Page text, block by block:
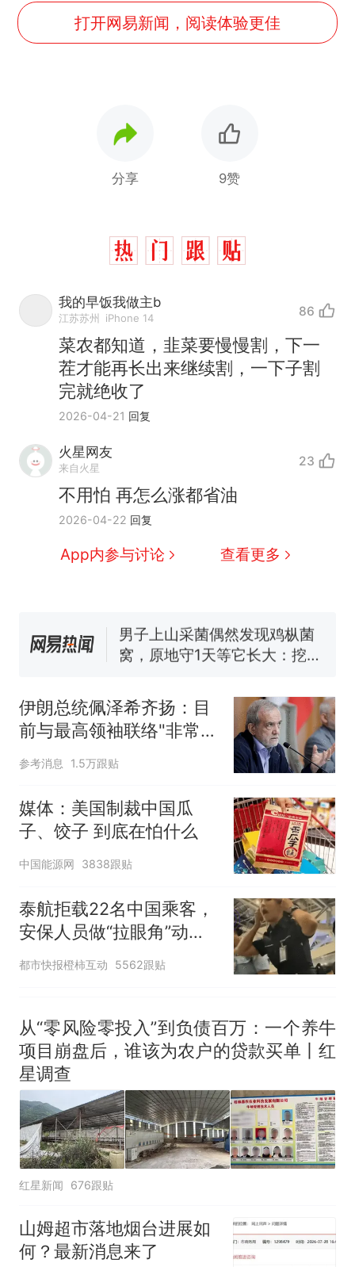
打开网易新闻，阅读体验更佳
分享 9赞
我的早饭我做主b
江苏苏州 iPhone 14 86
菜农都知道，韭菜要慢慢割，下一
茬才能再长出来继续割，一下子割
完就绝收了
2026-04-21 回复
火星网友
来自火星 23
不用怕 再怎么涨都省油
2026-04-22 回复
App内参与讨论 查看更多
热
制裁瓜子饺子，美国怕什
么？
新 那个在床头放菜刀的女孩，
协会回应
男子上山采菌偶然发现鸡枞菌
窝，原地守1天等它长大：挖了
回大海 目击者直呼震惊 （视频
来源：参考消息）
笔试第一被第二名传话劝弃考
官方通报
制裁瓜子饺子，美国怕什
伊朗总统佩泽希齐扬：目
前与最高领袖联络"非常困
难"
参考消息 1.5万跟贴
媒体：美国制裁中国瓜
子、饺子 到底在怕什么
中国能源网 3838跟贴
泰航拒载22名中国乘客，
安保人员做“拉眼角”动
作，泰国机场最新回应：
改签但没兑现
都市快报橙柿互动 5562跟贴
从“零风险零投入”到负债百万：一个养牛
项目崩盘后，谁该为农户的贷款买单丨红
星调查
红星新闻 676跟贴
山姆超市落地烟台进展如
何？最新消息来了